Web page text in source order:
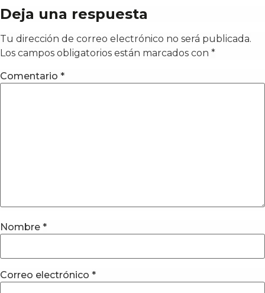
Deja una respuesta
Tu dirección de correo electrónico no será publicada.
Los campos obligatorios están marcados con *
Comentario *
Nombre *
Correo electrónico *